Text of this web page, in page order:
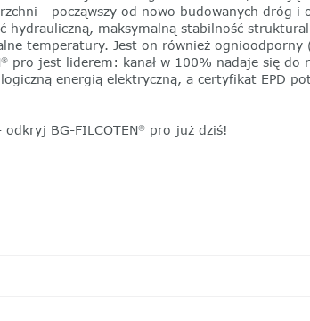
- począwszy od nowo budowanych dróg i
hydrauliczną, maksymalną stabilność
temperatury. Jest on również ognioodporny
®pro jest liderem: kanał w 100% nadaje się do
energią elektryczną, a certyfikat EPD
BG-FILCOTEN®pro już dziś!